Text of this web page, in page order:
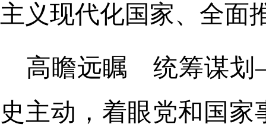
主义现代化国家、全面
高瞻远瞩 统筹谋划
史主动，着眼党和国